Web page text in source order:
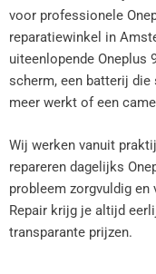
voor professionele
reparatiewinkel in
uiteenlopende Oneplus
scherm, een batterij
meer werkt of een
Wij werken vanuit
repareren dagelijks
probleem zorgvuldig
Repair krijg je altijd
transparante prijzen.